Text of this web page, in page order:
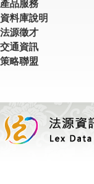
產品服務
資料庫說明
法源徵才
交通資訊
策略聯盟